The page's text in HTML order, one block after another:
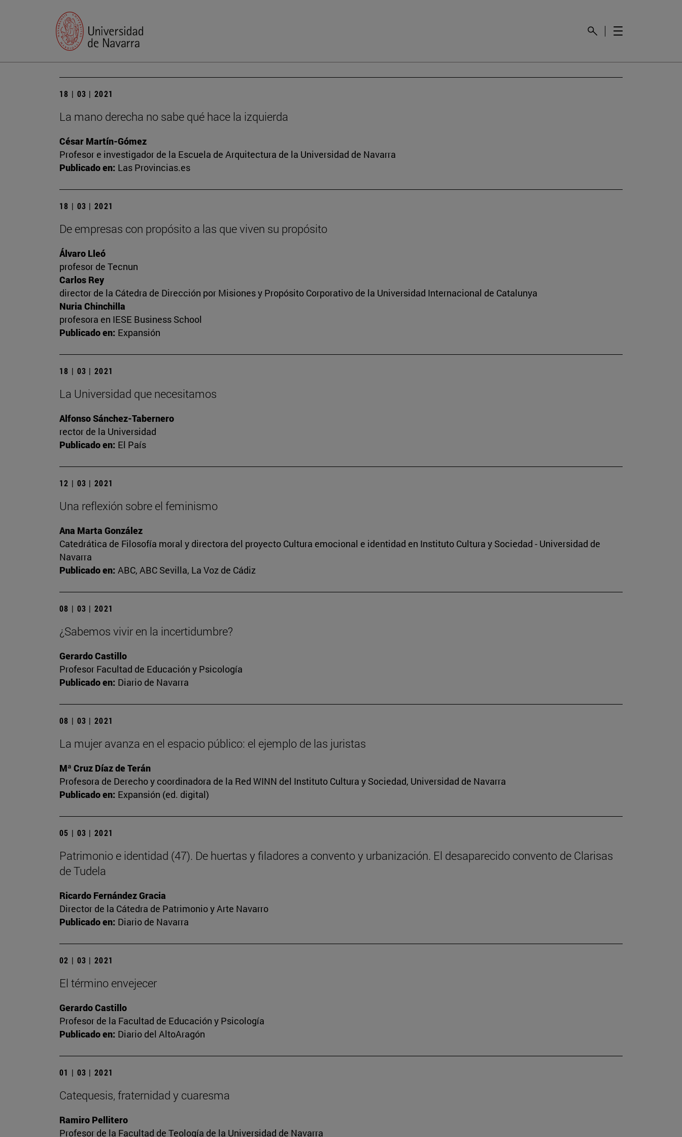
18 | 03 | 2021
La mano derecha no sabe qué hace la izquierda
César Martín-Gómez
Profesor e investigador de la Escuela de Arquitectura de la Universidad de Navarra
Publicado en: Las Provincias.es
18 | 03 | 2021
De empresas con propósito a las que viven su propósito
Álvaro Lleó
profesor de Tecnun
Carlos Rey
director de la Cátedra de Dirección por Misiones y Propósito Corporativo de la Universidad Internacional de Catalunya
Nuria Chinchilla
profesora en IESE Business School
Publicado en: Expansión
18 | 03 | 2021
La Universidad que necesitamos
Alfonso Sánchez-Tabernero
rector de la Universidad
Publicado en: El País
12 | 03 | 2021
Una reflexión sobre el feminismo
Ana Marta González
Catedrática de Filosofía moral y directora del proyecto Cultura emocional e identidad en Instituto Cultura y Sociedad - Universidad de
Navarra
Publicado en: ABC, ABC Sevilla, La Voz de Cádiz
08 | 03 | 2021
¿Sabemos vivir en la incertidumbre?
Gerardo Castillo
Profesor Facultad de Educación y Psicología
Publicado en: Diario de Navarra
08 | 03 | 2021
La mujer avanza en el espacio público: el ejemplo de las juristas
Mª Cruz Díaz de Terán
Profesora de Derecho y coordinadora de la Red WINN del Instituto Cultura y Sociedad, Universidad de Navarra
Publicado en: Expansión (ed. digital)
05 | 03 | 2021
Patrimonio e identidad (47). De huertas y filadores a convento y urbanización. El desaparecido convento de Clarisas
de Tudela
Ricardo Fernández Gracia
Director de la Cátedra de Patrimonio y Arte Navarro
Publicado en: Diario de Navarra
02 | 03 | 2021
El término envejecer
Gerardo Castillo
Profesor de la Facultad de Educación y Psicología
Publicado en: Diario del AltoAragón
01 | 03 | 2021
Catequesis, fraternidad y cuaresma
Ramiro Pellitero
Profesor de la Facultad de Teología de la Universidad de Navarra